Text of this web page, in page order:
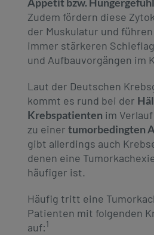
Zudem fördern diese
der Muskulatur und
immer stärkeren
und Aufbauvorgängen im
Laut der Deutschen
kommt es rund bei der
Krebspatienten im
zu einer tumorbedingten
gibt allerdings auch
denen eine
häufiger ist.
Häufig tritt eine
Patienten mit folgenden
auf:1